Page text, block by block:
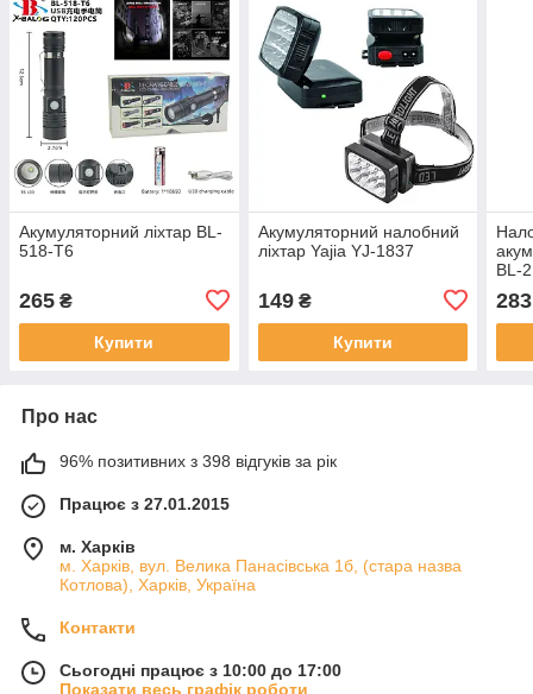
Акумуляторний ліхтар BL-
518-T6
265 ₴
Купити
Акумуляторний налобний
ліхтар Yajia YJ-1837
149₴
Купити
BL-
283
Про нас
96% позитивних з 398 відгуків за рік
Працює з 27.01.2015
м. Харків
м. Харків, вул. Велика Панасівська 1б, (стара назва
Котлова), Харків, Україна
Контакти
Сьогодні працює з 10:00 до 17:00
Показати весь графік роботи